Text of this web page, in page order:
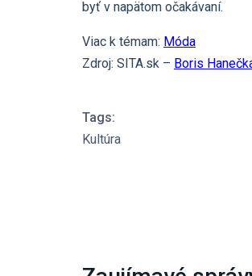
byť v napätom očakávaní.
Viac k témam: Móda
Zdroj: SITA.sk – Boris
Tags:
Kultúra